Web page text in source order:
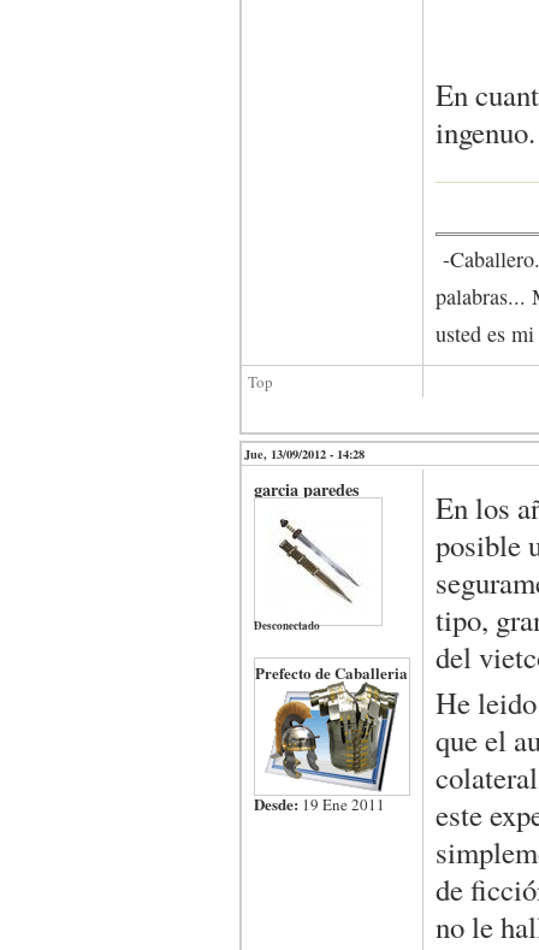
En
-
palabras...
usted es
Top
Jue, 13/09/2012 - 14:28
garcia paredes
Desconectado
Prefecto de Caballeria
Desde: 19 Ene 2011
En los
posible
tipo,
del
He
que el
este
de
no le